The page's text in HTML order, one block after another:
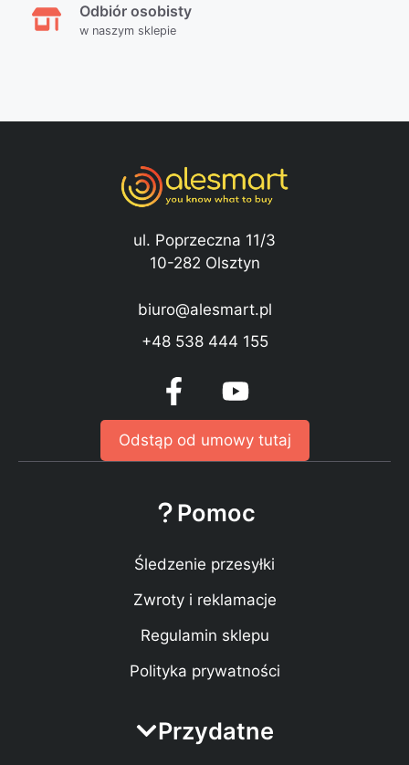
Odbiór osobisty
w naszym sklepie
ul. Poprzeczna 11/3
10-282 Olsztyn
biuro@alesmart.pl
+48 538 444 155
Odstąp od umowy tutaj
Pomoc
Śledzenie przesyłki
Zwroty i reklamacje
Regulamin sklepu
Polityka prywatności
Przydatne